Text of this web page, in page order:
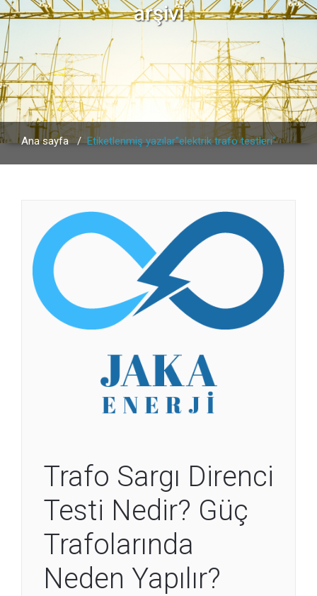
arşivi
Ana sayfa/Etiketlenmiş yazılar"elektrik trafo testleri"
Trafo Sargı Direnci
Testi Nedir? Güç
Trafolarında
Neden Yapılır?